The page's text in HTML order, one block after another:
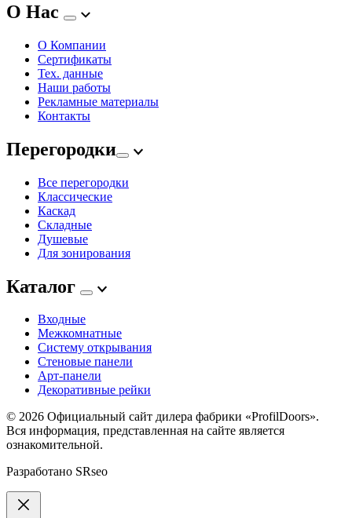
О Нас
О Компании
Сертификаты
Тех. данные
Наши работы
Рекламные материалы
Контакты
Перегородки
Все перегородки
Классические
Каскад
Складные
Душевые
Для зонирования
Каталог
Входные
Межкомнатные
Систему открывания
Стеновые панели
Арт-панели
Декоративные рейки
© 2026 Официальный сайт дилера фабрики «ProfilDoors».
Вся информация, представленная на сайте является
ознакомительной.
Разработано SRseo